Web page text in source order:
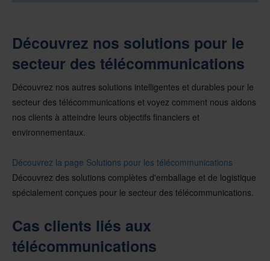
Découvrez nos solutions pour le
secteur des télécommunications
Découvrez nos autres solutions intelligentes et durables pour le
secteur des télécommunications et voyez comment nous aidons
nos clients à atteindre leurs objectifs financiers et
environnementaux.
Découvrez la page Solutions pour les télécommunications
Découvrez des solutions complètes d'emballage et de logistique
spécialement conçues pour le secteur des télécommunications.
Cas clients liés aux
télécommunications